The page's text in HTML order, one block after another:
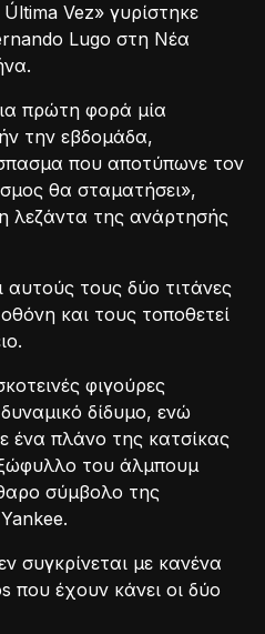
Vez» γυρίστηκε
Lugo στη Νέα
πρώτη φορά μία
την εβδομάδα,
που αποτύπωνε τον
θα σταματήσει»,
λεζάντα της ανάρτησής
αυτούς τους δύο τιτάνες
και τους τοποθετεί
φιγούρες
δίδυμο, ενώ
ένα πλάνο της κατσίκας
του άλμπουμ
σύμβολο της
συγκρίνεται με κανένα
που έχουν κάνει οι δύο